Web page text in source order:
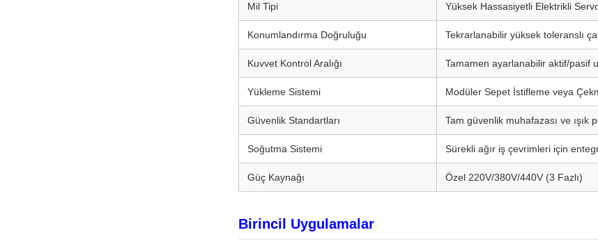
Mil Tipi Yüksek Hassasiyetli Elektrikli
Konumlandırma Doğruluğu Tekrarlanabilir yüksek toleranslı
Kuvvet Kontrol Aralığı Tamamen ayarlanabilir aktif/pasif
Yükleme Sistemi Modüler Sepet İstifleme veya
Güvenlik Standartları Tam güvenlik muhafazası ve ışık
Soğutma Sistemi Sürekli ağır iş çevrimleri için
Güç Kaynağı Özel 220V/380V/440V (3 Fazlı)
Birincil Uygulamalar